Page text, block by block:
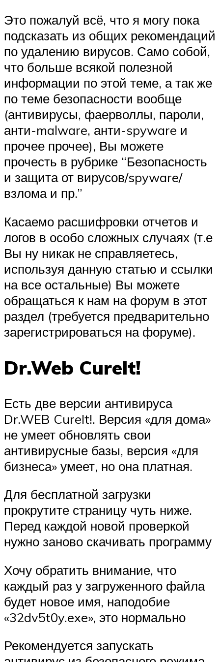
Это пожалуй всё, что я могу пока
подсказать из общих рекомендаций
по удалению вирусов. Само собой,
что больше всякой полезной
информации по этой теме, а так же
по теме безопасности вообще
(антивирусы, фаерволлы, пароли,
анти-malware, анти-spyware и
прочее прочее), Вы можете
прочесть в рубрике “Безопасность
и защита от вирусов/spyware/
взлома и пр.”
Касаемо расшифровки отчетов и
логов в особо сложных случаях (т.е
Вы ну никак не справляетесь,
используя данную статью и ссылки
на все остальные) Вы можете
обращаться к нам на форум в этот
раздел (требуется предварительно
зарегистрироваться на форуме).
Dr.Web CureIt!
Есть две версии антивируса
Dr.WEB CureIt!. Версия «для дома»
не умеет обновлять свои
антивирусные базы, версия «для
бизнеса» умеет, но она платная.
Для бесплатной загрузки
прокрутите страницу чуть ниже.
Перед каждой новой проверкой
нужно заново скачивать программу
Хочу обратить внимание, что
каждый раз у загруженного файла
будет новое имя, наподобие
«32dv5t0y.exe», это нормально
Рекомендуется запускать